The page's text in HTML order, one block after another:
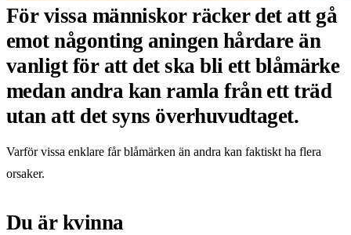
För vissa människor räcker det att gå
emot någonting aningen hårdare än
vanligt för att det ska bli ett blåmärke
medan andra kan ramla från ett träd
utan att det syns överhuvudtaget.
Varför vissa enklare får blåmärken än andra kan faktiskt ha flera
orsaker.
Du är kvinna